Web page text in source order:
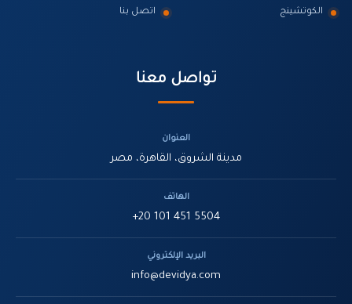
الكوتشينج اتصل بنا
تواصل معنا
العنوان
مدينة الشروق، القاهرة، مصر
الهاتف
+20 101 451 5504
البريد الإلكتروني
info@devidya.com